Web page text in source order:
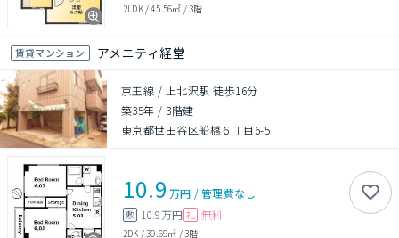
2LDK/45.56㎡ /3階
賃貸マンション アメニティ経堂
京王線 / 上北沢駅 徒歩16分
築35年 / 3階建
東京都世田谷区船橋６丁目6-5
10.9 万円 /管理費なし
敷 10.9万円 礼 無料
2DK /39.69㎡ /3階